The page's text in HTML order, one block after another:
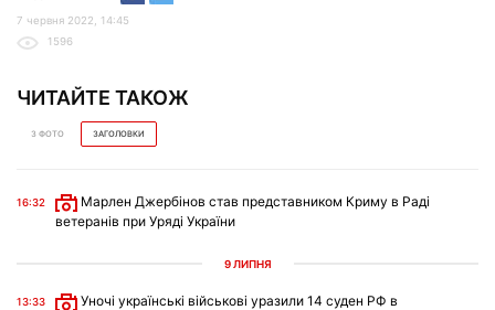
7 червня 2022, 14:45
1596
ЧИТАЙТЕ ТАКОЖ
З ФОТО ЗАГОЛОВКИ
16:32
Марлен Джербінов став представником Криму в Раді
ветеранів при Уряді України
9 ЛИПНЯ
13:33
Уночі українські військові уразили 14 суден РФ в